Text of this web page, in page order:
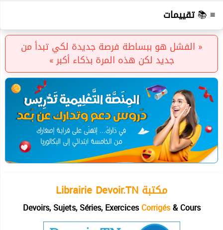
≡ 📚تقييمات
« الفشل هو ببساطة فرصة جديدة لكي تبدأ من
جديد لكن هذه المرة بذكاء أكبر »
Librairie Devoir.TN مكتبة
Devoirs, Sujets, Séries, ExercicesCorrigés& Cours